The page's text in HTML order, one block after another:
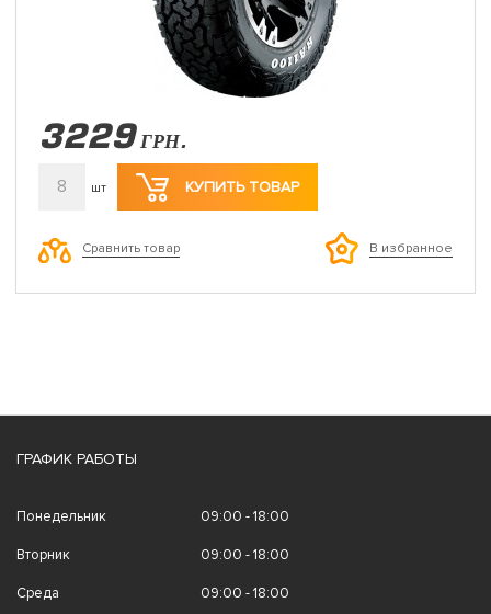
3229 ГРН.
8 шт КУПИТЬ ТОВАР
Сравнить товар В избранное
ГРАФИК РАБОТЫ
Понедельник 09:00 - 18:00
Вторник 09:00 - 18:00
Среда 09:00 - 18:00